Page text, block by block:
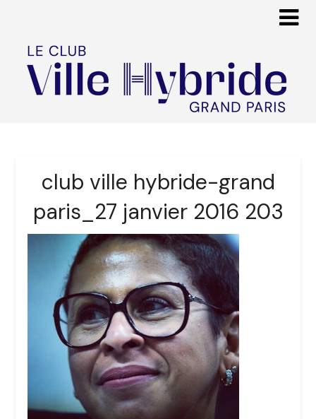
club ville hybride-grand
paris_27 janvier 2016 203